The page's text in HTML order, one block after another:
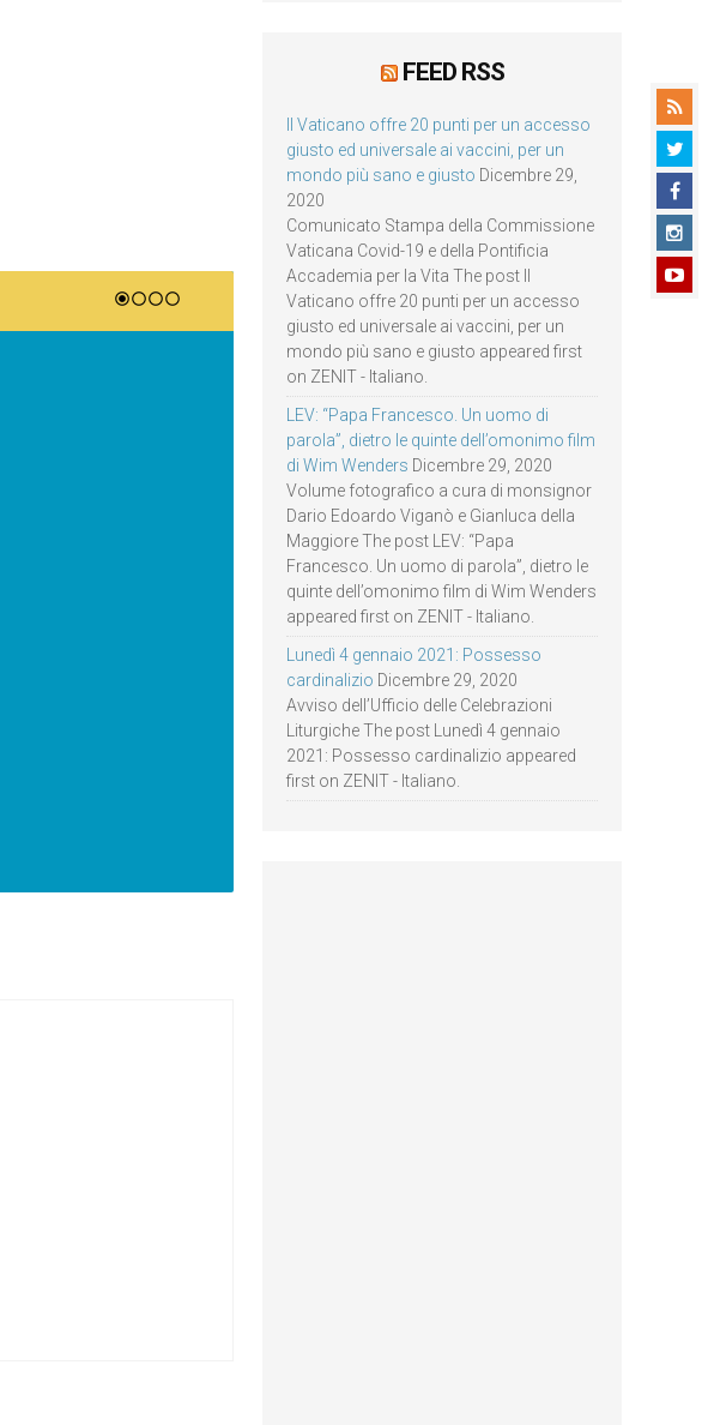
FEED RSS
Il Vaticano offre 20 punti per un accesso
giusto ed universale ai vaccini, per un
mondo più sano e giusto Dicembre 29,
2020
Comunicato Stampa della Commissione
Vaticana Covid-19 e della Pontificia
Accademia per la Vita The post Il
Vaticano offre 20 punti per un accesso
giusto ed universale ai vaccini, per un
mondo più sano e giusto appeared first
on ZENIT - Italiano.
LEV: “Papa Francesco. Un uomo di
parola”, dietro le quinte dell’omonimo film
di Wim Wenders Dicembre 29, 2020
Volume fotografico a cura di monsignor
Dario Edoardo Viganò e Gianluca della
Maggiore The post LEV: “Papa
Francesco. Un uomo di parola”, dietro le
quinte dell’omonimo film di Wim Wenders
appeared first on ZENIT - Italiano.
Lunedì 4 gennaio 2021: Possesso
cardinalizio Dicembre 29, 2020
Avviso dell’Ufficio delle Celebrazioni
Liturgiche The post Lunedì 4 gennaio
2021: Possesso cardinalizio appeared
first on ZENIT - Italiano.